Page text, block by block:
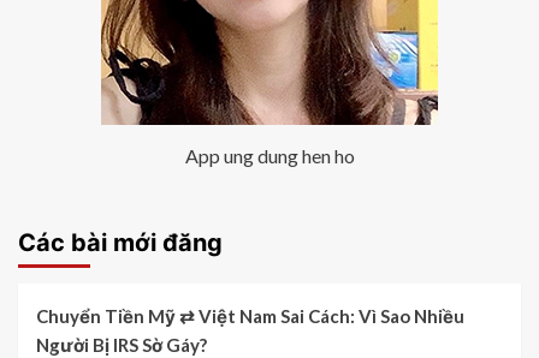
App ung dung hen ho
Các bài mới đăng
Chuyển Tiền Mỹ ⇄ Việt Nam Sai Cách: Vì Sao Nhiều
Người Bị IRS Sờ Gáy?